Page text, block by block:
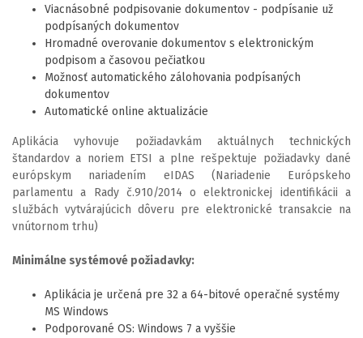
Viacnásobné podpisovanie dokumentov - podpísanie už
podpísaných dokumentov
Hromadné overovanie dokumentov s elektronickým
podpisom a časovou pečiatkou
Možnosť automatického zálohovania podpísaných
dokumentov
Automatické online aktualizácie
Aplikácia vyhovuje požiadavkám aktuálnych technických
štandardov a noriem ETSI a plne rešpektuje požiadavky dané
európskym nariadením eIDAS (Nariadenie Európskeho
parlamentu a Rady č.910/2014 o elektronickej identifikácii a
službách vytvárajúcich dôveru pre elektronické transakcie na
vnútornom trhu)
Minimálne systémové požiadavky:
Aplikácia je určená pre 32 a 64-bitové operačné systémy
MS Windows
Podporované OS: Windows 7 a vyššie